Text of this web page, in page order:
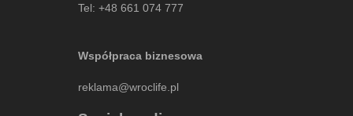
Tel: +48 661 074 777
Współpraca biznesowa
reklama@wroclife.pl